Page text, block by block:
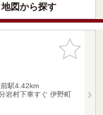
地図から探す
お気に入
りに追加
駅4.42km
岩村下車すぐ 伊野町